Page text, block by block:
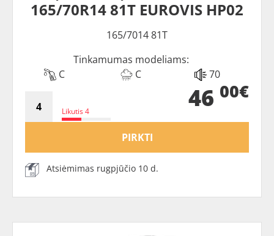
165/70R14 81T EUROVIS HP02
165/7014 81T
Tinkamumas modeliams:
C
C 70
Likutis 4 46 00€
PIRKTI
Atsiėmimas rugpjūčio 10 d.